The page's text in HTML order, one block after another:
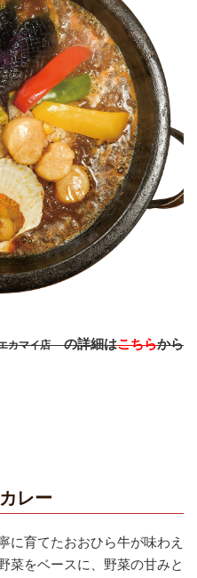
マイ店の詳細はこちらから
レー
に育てたおおひら牛が味わえ
菜をベースに、野菜の甘みと